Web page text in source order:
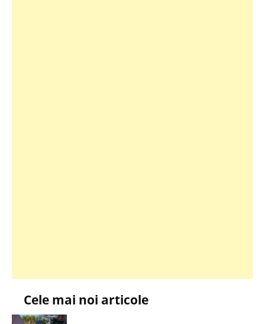
Cele mai noi articole